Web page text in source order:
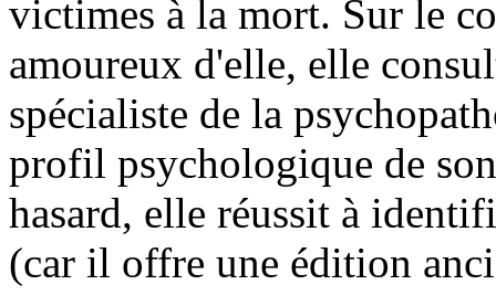
victimes à la mort. Sur le
amoureux d'elle, elle
spécialiste de la
profil psychologique de
hasard, elle réussit à
(car il offre une édition